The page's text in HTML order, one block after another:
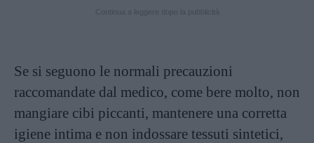
Se si seguono le normali precauzioni
raccomandate dal medico, come bere molto, non
mangiare cibi piccanti, mantenere una corretta
igiene intima e non indossare tessuti sintetici,